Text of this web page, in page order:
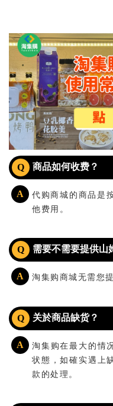
Q 商品如何收费？
A
代购商城的商品是
他费用。
Q 需要不需要提供山
A 淘集购商城无需您
Q 关於商品缺货？
A
淘集购在最大的情
状態，如確实遇上
款的处理。